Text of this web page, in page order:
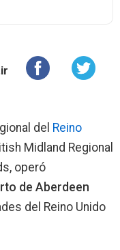
del Reino
Midland Regional
operó
de Aberdeen
del Reino Unido